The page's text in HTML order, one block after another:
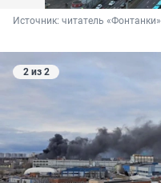
Источник: читатель «Фонтанки»
2 из 2